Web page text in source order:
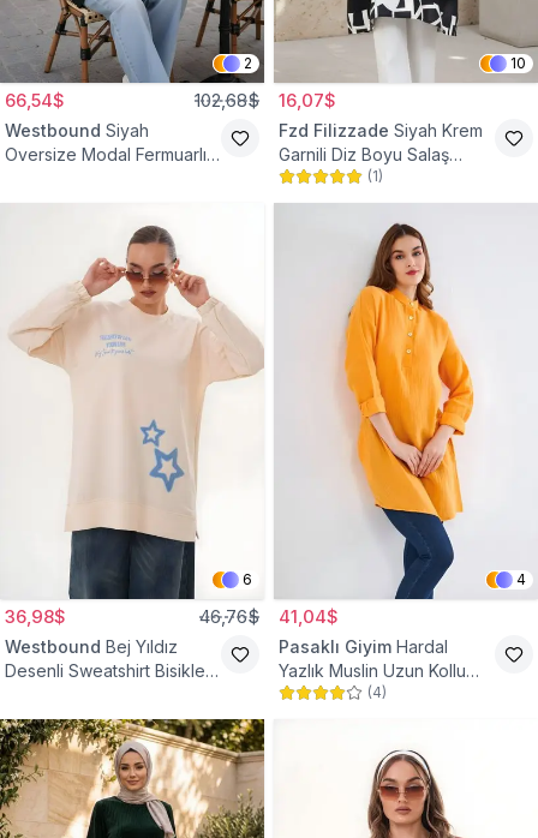
2
66,54$ 102,68$
Westbound Siyah
Oversize Modal Fermuarlı
10
16,07$
Fzd Filizzade Siyah Krem
Garnili Diz Boyu Salaş
Tunik
(1)
6
36,98$ 46,76$
Westbound Bej Yıldız
Desenli Sweatshirt Bisiklet
4
41,04$
Pasaklı Giyim Hardal
Yazlık Muslin Uzun Kollu
Hakim Yaka Cepli Tesettür
(4)